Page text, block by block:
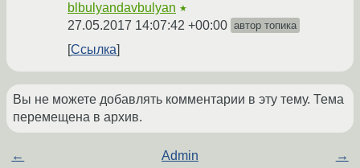
blbulyandavbulyan ★
27.05.2017 14:07:42 +00:00 автор топика
Ссылка
Вы не можете добавлять комментарии в эту тему. Тема
перемещена в архив.
← Admin →